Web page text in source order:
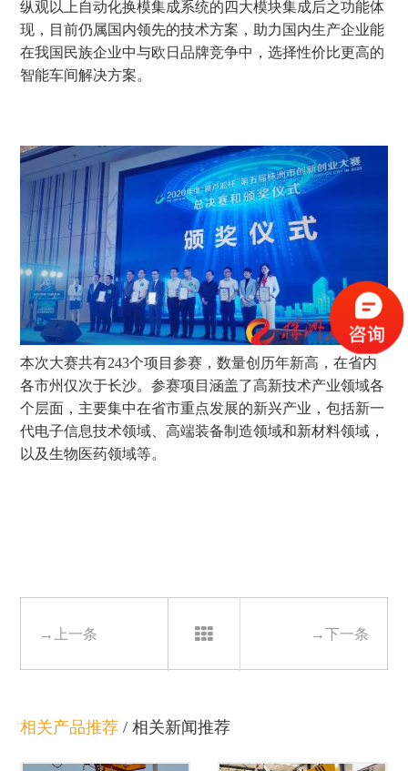
纵观以上自动化换模集成系统的四大模块集成后之功能体
现，目前仍属国内领先的技术方案，助力国内生产企业能
在我国民族企业中与欧日品牌竞争中，选择性价比更高的
智能车间解决方案。
本次大赛共有243个项目参赛，数量创历年新高，在省内
各市州仅次于长沙。参赛项目涵盖了高新技术产业领域各
个层面，主要集中在省市重点发展的新兴产业，包括新一
代电子信息技术领域、高端装备制造领域和新材料领域，
以及生物医药领域等。
→上一条 →下一条
相关产品推荐 /相关新闻推荐